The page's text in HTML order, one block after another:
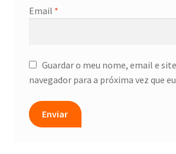
Email *
Guardar o meu nome, email e
navegador para a próxima vez que